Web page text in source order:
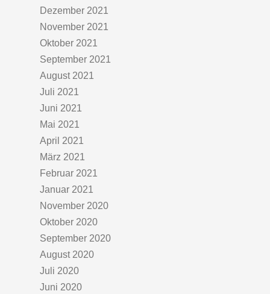
Dezember 2021
November 2021
Oktober 2021
September 2021
August 2021
Juli 2021
Juni 2021
Mai 2021
April 2021
März 2021
Februar 2021
Januar 2021
November 2020
Oktober 2020
September 2020
August 2020
Juli 2020
Juni 2020